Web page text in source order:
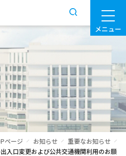
メニュー
ページ お知らせ
重要なお知らせ
入口変更および公共交通機関利用のお願